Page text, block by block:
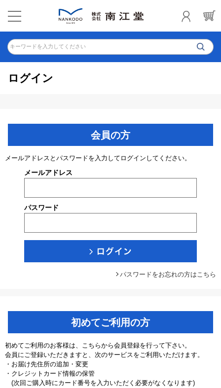
キーワードを入力してください
ログイン
会員の方
メールアドレスとパスワードを入力してログインしてください。
メールアドレス
パスワード
パスワードをお忘れの方はこちら
初めてご利用の方
初めてご利用のお客様は、こちらから会員登録を行って下さい。
会員にご登録いただきますと、次のサービスをご利用いただけます。
・お届け先住所の追加・変更
・クレジットカード情報の保管
(次回ご購入時にカード番号を入力いただく必要がなくなります)